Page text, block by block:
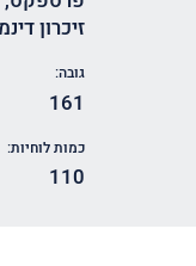
זיכרון
גובה:
161
כמות לוחיות:
110